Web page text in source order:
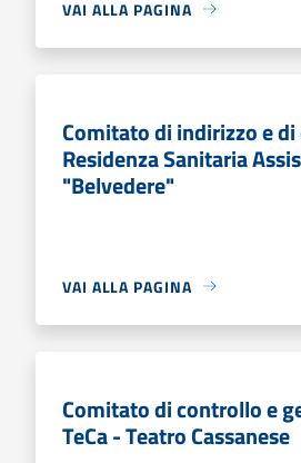
VAI ALLA PAGINA
Comitato di indirizzo e
Residenza Sanitaria
"Belvedere"
VAI ALLA PAGINA
Comitato di controllo e
TeCa - Teatro Cassanese